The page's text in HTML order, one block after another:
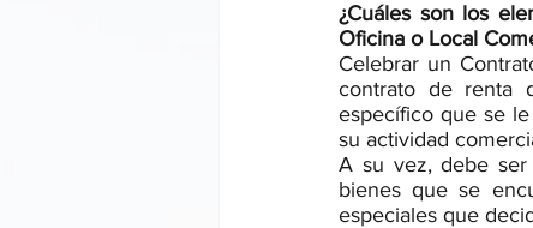
¿Cuáles son los
Oficina o Local
Celebrar un
contrato de renta
específico que se
su actividad
A su vez, debe
bienes que se
especiales que